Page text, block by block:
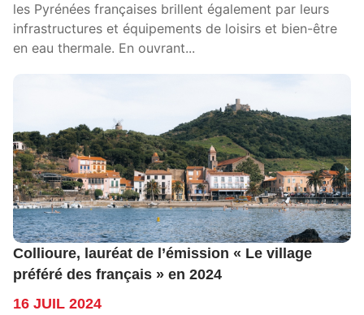
les Pyrénées françaises brillent également par leurs
infrastructures et équipements de loisirs et bien-être
en eau thermale. En ouvrant...
Collioure, lauréat de l’émission « Le village
préféré des français » en 2024
16 JUIL 2024